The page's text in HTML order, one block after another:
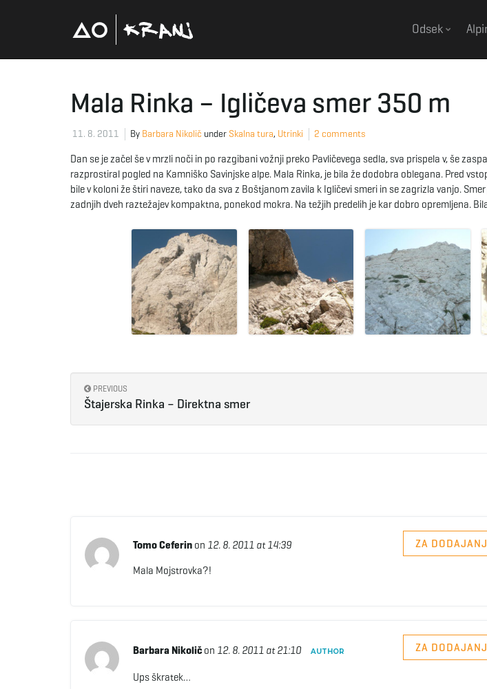
Odsek
Mala Rinka – Igličeva smer 350 m
11. 8. 2011 By Barbara Nikolič under Skalna tura, Utrinki 2 comments
Dan se je začel še v mrzli noči in po razgibani vožnji preko Pavličevega sedla, sva prispela v, še
razprostiral pogled na Kamniško Savinjske alpe. Mala Rinka, je bila že dodobra oblegana. Pred
bile v koloni že štiri naveze, tako da sva z Boštjanom zavila k Igličevi smeri in se zagrizla vanjo.
zadnjih dveh raztežajev kompaktna, ponekod mokra. Na težjih predelih je kar dobro opremljena.
PREVIOUS
Štajerska Rinka – Direktna smer
Tomo Ceferinon 12. 8. 2011 at 14:39 ZA
Mala Mojstrovka?!
Barbara Nikoličon 12. 8. 2011 at 21:10 AUTHOR ZA
Ups škratek…